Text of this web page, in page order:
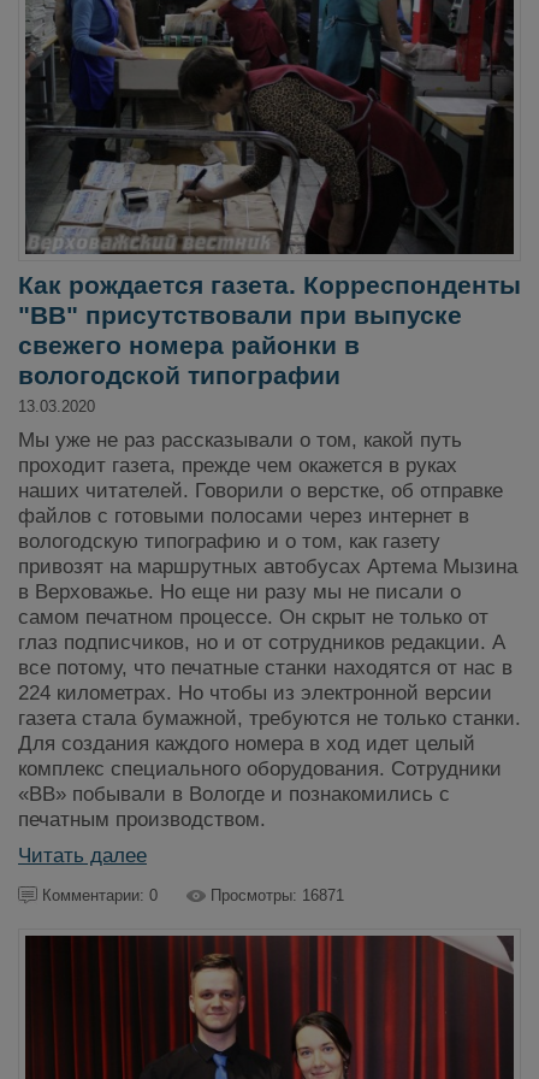
Как рождается газета. Корреспонденты
"ВВ" присутствовали при выпуске
свежего номера районки в
вологодской типографии
13.03.2020
Мы уже не раз рассказывали о том, какой путь
проходит газета, прежде чем окажется в руках
наших читателей. Говорили о верстке, об отправке
файлов с готовыми полосами через интернет в
вологодскую типографию и о том, как газету
привозят на маршрутных автобусах Артема Мызина
в Верховажье. Но еще ни разу мы не писали о
самом печатном процессе. Он скрыт не только от
глаз подписчиков, но и от сотрудников редакции. А
все потому, что печатные станки находятся от нас в
224 километрах. Но чтобы из электронной версии
газета стала бумажной, требуются не только станки.
Для создания каждого номера в ход идет целый
комплекс специального оборудования. Сотрудники
«ВВ» побывали в Вологде и познакомились с
печатным производством.
Читать далее
Комментарии: 0 Просмотры: 16871